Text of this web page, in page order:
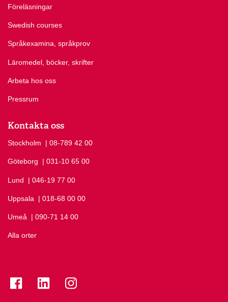
Föreläsningar
Swedish courses
Språkexamina, språkprov
Läromedel, böcker, skrifter
Arbeta hos oss
Pressrum
Kontakta oss
Stockholm Ring Stockholm på
| 08-789 42 00
Göteborg Ring Göteborg på
| 031-10 65 00
Lund Ring Lund på
| 046-19 77 00
Uppsala Ring Uppsala på
| 018-68 00 00
Umeå Ring Umeå på
| 090-71 14 00
Alla orter
Se folkuniversitetet på Facebook
Se folkuniversitetet på LinkedIn